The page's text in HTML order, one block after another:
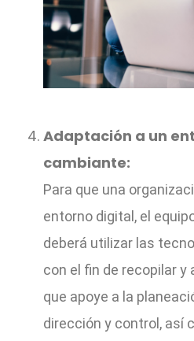
Adaptación a un
cambiante:
Para que una
entorno digital, el
deberá utilizar las
con el fin de recopilar
que apoye a la
dirección y control, así